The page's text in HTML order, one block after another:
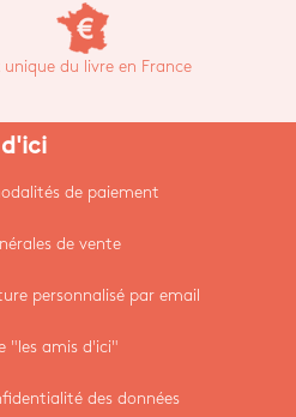
unique du livre en France
d'ici
de paiement
de vente
personnalisé par email
"les amis d'ici"
des données